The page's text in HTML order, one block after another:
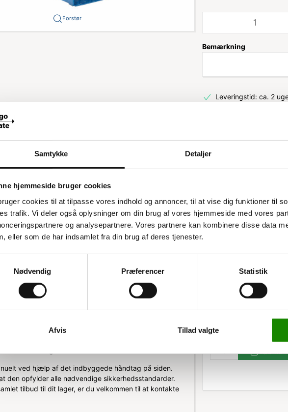
Samtykke Detaljer
hjemmeside bruger cookies
cookies til at tilpasse vores indhold og annoncer, til at vise dig funktioner til
trafik. Vi deler også oplysninger om din brug af vores hjemmeside med vores
og analysepartnere. Vores partnere kan kombinere disse data
eller som de har indsamlet fra din brug af deres tjenester.
Nødvendig
Præferencer Statistik
Afvis Tillad valgte
Forstør
Bemærkning
Leveringstid: ca. 2
i høj kvalitet
til effektiv affaldssortering og
fjedertrykplade på bundrammen kan containeren
selv. Der er også mulighed for manuel tømning,
af metal, glas, træ, papir, pap og andet affald.
stål og har en pulverlakeret overflade, hvilket
med truck. Tømningsmekanismen aktiveres, når
hvilket også øger sikkerheden ved at forhindre
Når trykpladen frigøres, vender containeren
mærkning
ved hjælp af det indbyggede håndtag på siden.
den opfylder alle nødvendige sikkerhedsstandarder.
tilbud til dit lager, er du velkommen til at kontakte
Hjulsæt i nylon, hvid. 4
stk. m. bremse